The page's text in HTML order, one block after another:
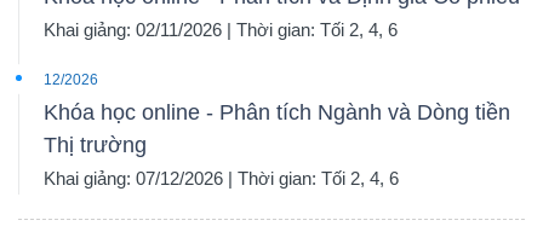
Khai giảng: 02/11/2026 | Thời gian: Tối 2, 4, 6
12/2026
Khóa học online - Phân tích Ngành và Dòng tiền
Thị trường
Khai giảng: 07/12/2026 | Thời gian: Tối 2, 4, 6